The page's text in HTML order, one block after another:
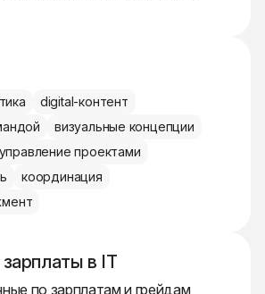
digital-контент
визуальные концепции
управление проектами
координация
в IT
по зарплатам и грейдам